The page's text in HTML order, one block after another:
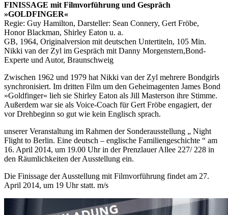
FINISSAGE mit Filmvorführung und Gespräch
»GOLDFINGER«
Regie: Guy Hamilton, Darsteller: Sean Connery, Gert Fröbe,
Honor Blackman, Shirley Eaton u. a.
GB, 1964, Originalversion mit deutschen Untertiteln, 105 Min.
Nikki van der Zyl im Gespräch mit Danny Morgenstern,Bond-
Experte und Autor, Braunschweig
Zwischen 1962 und 1979 hat Nikki van der Zyl mehrere Bondgirls
synchronisiert. Im dritten Film um den Geheimagenten James Bond
»Goldfinger« lieh sie Shirley Eaton als Jill Masterson ihre Stimme.
Außerdem war sie als Voice-Coach für Gert Fröbe engagiert, der
vor Drehbeginn so gut wie kein Englisch sprach.
unserer Veranstaltung im Rahmen der Sonderausstellung „ Night
Flight to Berlin. Eine deutsch – englische Familiengeschichte “ am
16. April 2014, um 19.00 Uhr in der Prenzlauer Allee 227/ 228 in
den Räumlichkeiten der Ausstellung ein.
Die Finissage der Ausstellung mit Filmvorführung findet am 27.
April 2014, um 19 Uhr statt. m/s